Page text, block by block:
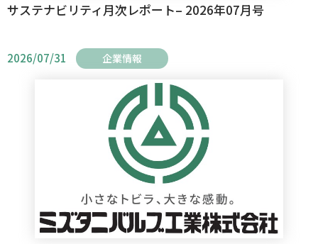
サステナビリティ月次レポート– 2026年07月号
2026/07/31 企業情報